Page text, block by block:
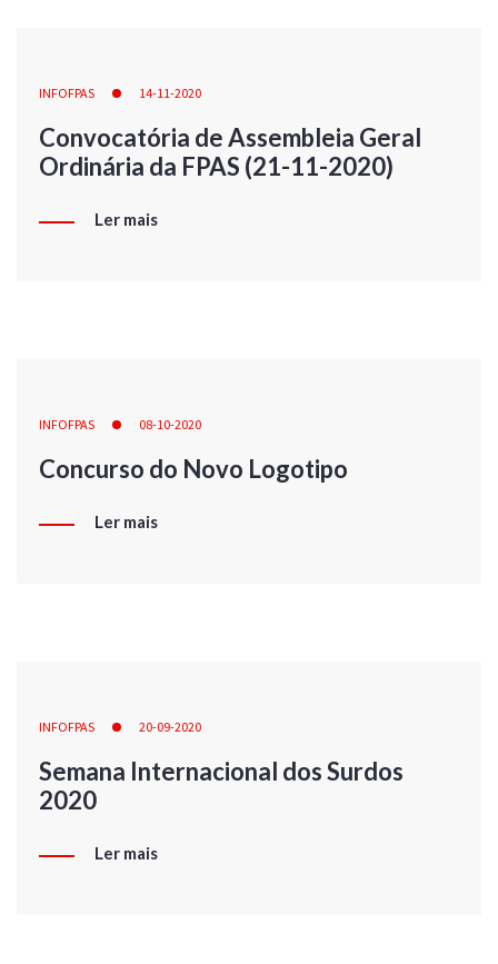
INFOFPAS 14-11-2020
Convocatória de Assembleia Geral
Ordinária da FPAS (21-11-2020)
Ler mais
INFOFPAS 08-10-2020
Concurso do Novo Logotipo
Ler mais
INFOFPAS 20-09-2020
Semana Internacional dos Surdos
2020
Ler mais